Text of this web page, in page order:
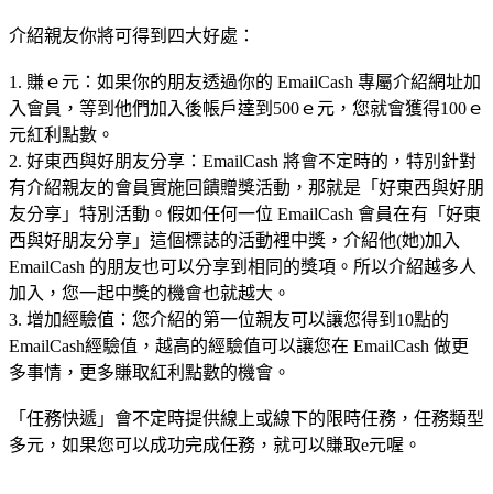
介紹親友你將可得到四大好處：
1. 賺ｅ元：如果你的朋友透過你的 EmailCash 專屬介紹網址加
入會員，等到他們加入後帳戶達到500ｅ元，您就會獲得100ｅ
元紅利點數。
2. 好東西與好朋友分享：EmailCash 將會不定時的，特別針對
有介紹親友的會員實施回饋贈獎活動，那就是「好東西與好朋
友分享」特別活動。假如任何一位 EmailCash 會員在有「好東
西與好朋友分享」這個標誌的活動裡中獎，介紹他(她)加入
EmailCash 的朋友也可以分享到相同的獎項。所以介紹越多人
加入，您一起中獎的機會也就越大。
3. 增加經驗值：您介紹的第一位親友可以讓您得到10點的
EmailCash經驗值，越高的經驗值可以讓您在 EmailCash 做更
多事情，更多賺取紅利點數的機會。
「任務快遞」會不定時提供線上或線下的限時任務，任務類型
多元，如果您可以成功完成任務，就可以賺取e元喔。